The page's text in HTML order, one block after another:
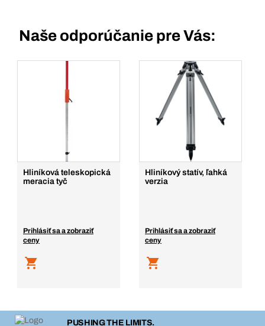
Naše odporúčanie pre Vás:
Hliníková teleskopická
meracia tyč
Prihlásiť sa a zobraziť
ceny
Hliníkový statív, ľahká
verzia
Prihlásiť sa a zobraziť
ceny
PUSHING THE LIMITS.